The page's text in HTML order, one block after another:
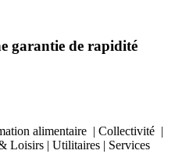
garantie de rapidité
alimentaire | Collectivité |
Loisirs | Utilitaires | Services